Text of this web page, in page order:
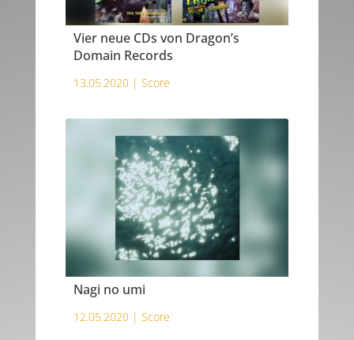
Vier neue CDs von Dragon’s
Domain Records
13.05.2020 | Score
Nagi no umi
12.05.2020 | Score